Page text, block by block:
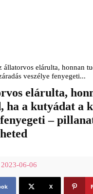
állatorvos elárulta, honnan
veszélye fenyegeti...
elárulta,
ha a kutyádat a
–
2023-06-06
X